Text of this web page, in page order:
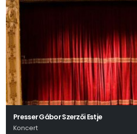
Presser Gábor Szerzői Estje
Koncert